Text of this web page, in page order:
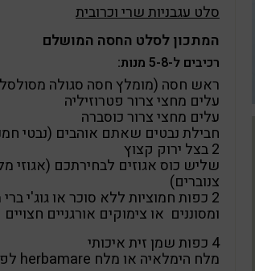
סלט עגבניות שרי וכרובית
המתכון לסלט החסה המושלם
רכיבים ל-5-8 מנות:
ראש חסה (מומלץ חסה סגולה
עלים מחצי צרור פטרוזיליה
עלים מחצי צרור כוסברה
חבילת נבטים שאתם אוהבים (נבטי
2 בצל ירוק קצוץ
שליש כוס אגוזים לבחירתכם
צנוברים)
2 כפות חמוציות ללא סוכר או גוג'י
ומסוננים או צימוקים אורגניים חצויים
4 כפות שמן זית איכותי
מלח הימלאיה או מלח herbamare לפי הטעם